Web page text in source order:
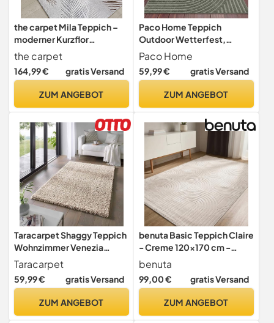
the carpet Mila Teppich –
moderner Kurzflor
Wohnzimmerteppich mit
3D Hoch-Tief-Effekt,
Glanzeffekt & weicher
Fußbodenheizung
x 230 cm
the carpet
164,99 € gratis Versand
ZUM ANGEBOT
Paco Home Teppich
Outdoor Wetterfest,
Moderne abstrakte Boho
Designs mit 3D Struktur,
Pflegeleicht, ideal für
Küche, Grösse:160x220
Paco Home
59,99 € gratis Versand
ZUM ANGEBOT
Taracarpet Shaggy Teppich
Wohnzimmer Venezia
Hochflor Langflor Teppiche
modern Beige 160x230 cm
Taracarpet
59,99 € gratis Versand
ZUM ANGEBOT
benuta Basic Teppich Claire
- Creme 120x170 cm -
Minimalistischer
Wohnzimmerteppich im
Geometrischen Retro-Stil -
Fußbodenheizung
benuta
99,00 € gratis Versand
ZUM ANGEBOT